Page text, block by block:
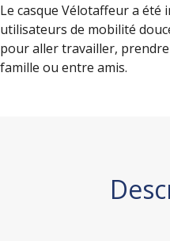
Le casque Vélotaffeur a été
utilisateurs de mobilité
pour aller travailler,
famille ou entre amis.